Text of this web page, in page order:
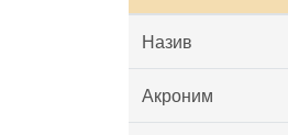
Назив
Акроним